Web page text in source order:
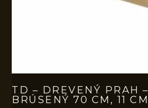
TD – DREVENÝ PRAH
BRÚSENÝ 70 CM, 11 CM